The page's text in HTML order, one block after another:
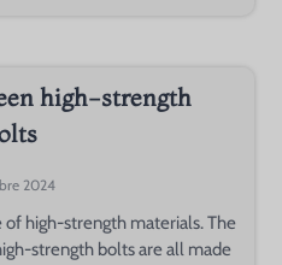
high-strength
2024
high-strength materials. The
strength bolts are all made